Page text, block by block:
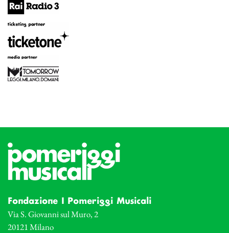
Fondazione I Pomeriggi Musicali
Via S. Giovanni sul Muro, 2
20121 Milano